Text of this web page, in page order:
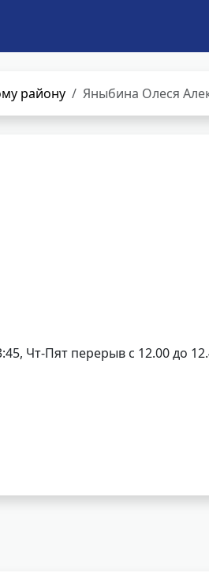
району Яныбина Олеся
Чт-Пят перерыв с 12.00 до